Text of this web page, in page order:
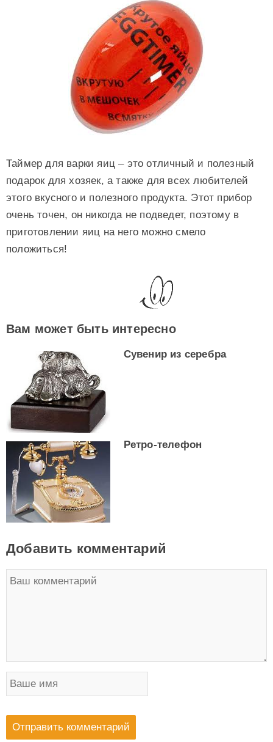
Таймер для варки яиц – это отличный и полезный
подарок для хозяек, а также для всех любителей
этого вкусного и полезного продукта. Этот прибор
очень точен, он никогда не подведет, поэтому в
приготовлении яиц на него можно смело
положиться!
Вам может быть интересно
Сувенир из серебра
Ретро-телефон
Добавить комментарий